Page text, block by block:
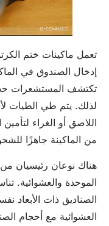
تعمل ماكينات ختم
إدخال الصندوق في
تكتشف المستشعرات
لذلك. يتم طي الطيات
اللاصق أو الغراء
من الماكينة جاهزًا
هناك نوعان رئيسيان
الموحدة والعشوائية.
الصناديق ذات الأبعاد
العشوائية مع أحجام